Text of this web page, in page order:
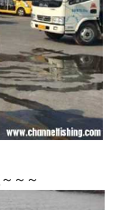
～～